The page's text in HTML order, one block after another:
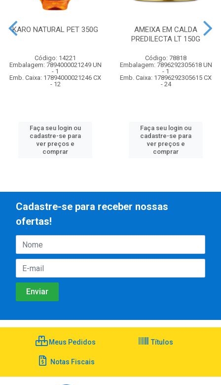
KARO NATURAL PET 350G
Código: 14221
Embalagem: 7894000021249 UN
- 1
Emb. Caixa: 17894000021246 CX
- 12
Faça seu login ou
cadastre-se para
ver preços e
comprar
AMEIXA EM CALDA
PREDILECTA LT 150G
Código: 78818
Embalagem: 7896292305618 UN
- 1
Emb. Caixa: 17896292305615 CX
- 24
Faça seu login ou
cadastre-se para
ver preços e
comprar
Cadastre-se para receber nossas
ofertas!
Meus Pedidos Títulos
Notas Fiscais